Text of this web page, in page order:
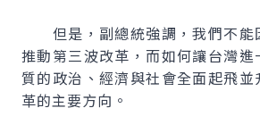
但是，副總統強調，我們不能
推動第三波改革，而如何讓台灣
質的政治、經濟與社會全面起飛
革的主要方向。